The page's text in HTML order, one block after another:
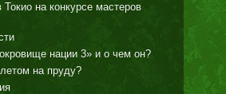
на конкурсе мастеров
нации 3» и о чем он?
на пруду?